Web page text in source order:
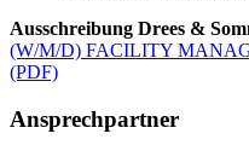
Ausschreibung Drees &
(W/M/D) FACILITY
(PDF)
Ansprechpartner